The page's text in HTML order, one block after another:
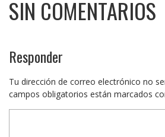
SIN COMENTARIOS
Responder
Tu dirección de correo electrónico no
campos obligatorios están marcados